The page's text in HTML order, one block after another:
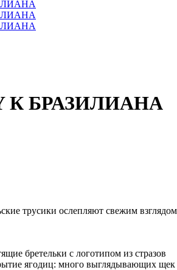
К БРАЗИЛИАНА
трусики ослепляют свежим
бретельки с логотипом из стразов
ягодиц: много выглядывающих щек